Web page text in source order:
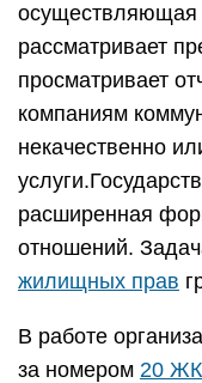
осуществляющая
рассматривает
просматривает
компаниям
некачественно
расширенная
отношений.
жилищных прав
В работе
за номером 20